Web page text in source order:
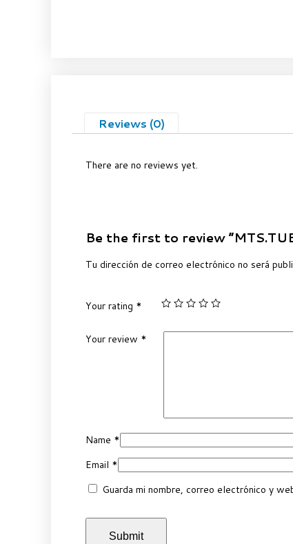
Reviews (0)
There are no reviews yet.
Be the first to review
Tu dirección de correo electrónico no será
Your rating *
Your review *
Name *
Email *
Guarda mi nombre, correo electrónico y